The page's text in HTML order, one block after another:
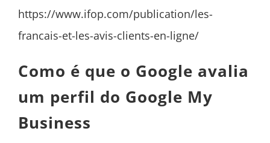
https://www.ifop.com/publication/les-
francais-et-les-avis-clients-en-ligne/
Como é que o Google avalia
um perfil do Google My
Business